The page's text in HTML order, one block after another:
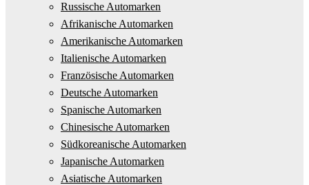
Russische Automarken
Afrikanische Automarken
Amerikanische Automarken
Italienische Automarken
Französische Automarken
Deutsche Automarken
Spanische Automarken
Chinesische Automarken
Südkoreanische Automarken
Japanische Automarken
Asiatische Automarken